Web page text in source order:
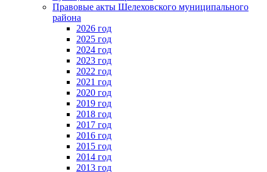
Правовые акты Шелеховского муниципального
района
2026 год
2025 год
2024 год
2023 год
2022 год
2021 год
2020 год
2019 год
2018 год
2017 год
2016 год
2015 год
2014 год
2013 год